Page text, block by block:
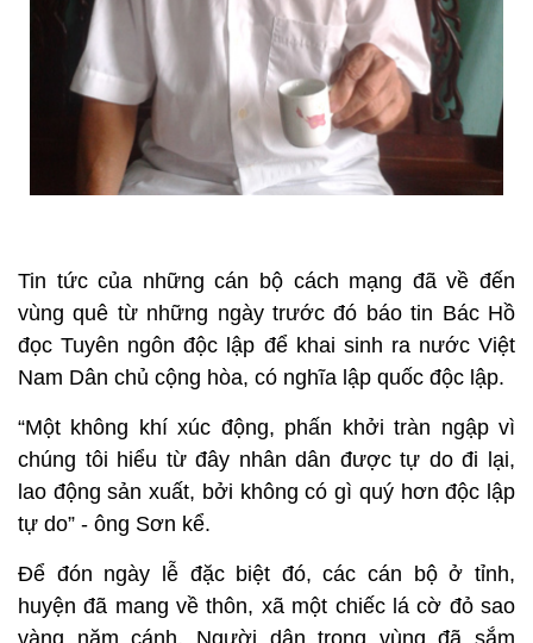
Tin tức của những cán bộ cách mạng đã về đến
vùng quê từ những ngày trước đó báo tin Bác Hồ
đọc Tuyên ngôn độc lập để khai sinh ra nước Việt
Nam Dân chủ cộng hòa, có nghĩa lập quốc độc lập.
“Một không khí xúc động, phấn khởi tràn ngập vì
chúng tôi hiểu từ đây nhân dân được tự do đi lại,
lao động sản xuất, bởi không có gì quý hơn độc lập
tự do” - ông Sơn kể.
Để đón ngày lễ đặc biệt đó, các cán bộ ở tỉnh,
huyện đã mang về thôn, xã một chiếc lá cờ đỏ sao
vàng năm cánh. Người dân trong vùng đã sắm